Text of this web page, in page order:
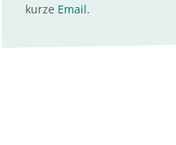
kurze Email.